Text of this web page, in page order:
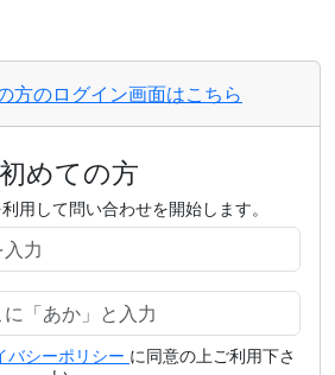
方のログイン画面はこちら
初めての方
用して問い合わせを開始します。
バシーポリシー に同意の上ご利用下さ